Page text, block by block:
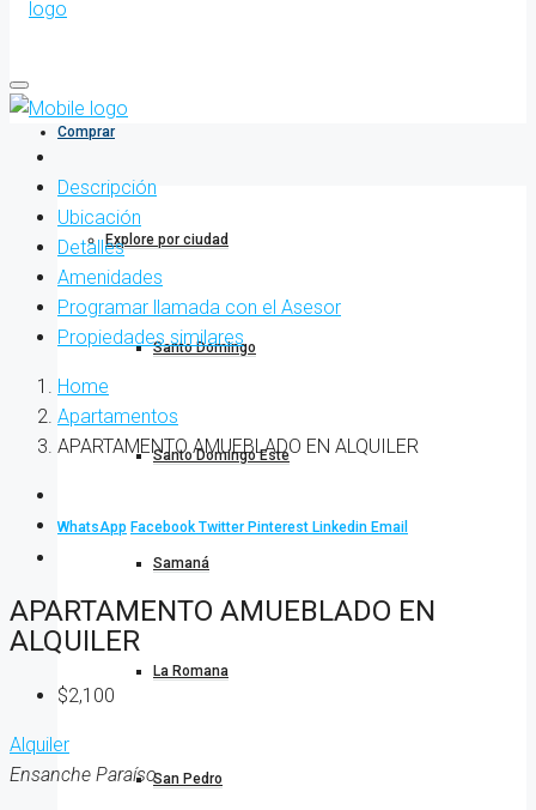
Comprar
Explore por ciudad
Santo Domingo
Santo Domingo Este
Samaná
La Romana
San Pedro
Descripción
Ubicación
Detalles
Amenidades
Programar llamada con el Asesor
Propiedades similares
Home
Apartamentos
APARTAMENTO AMUEBLADO EN ALQUILER
WhatsApp Facebook Twitter Pinterest Linkedin Email
APARTAMENTO AMUEBLADO EN
ALQUILER
$2,100
Alquiler
Ensanche Paraíso